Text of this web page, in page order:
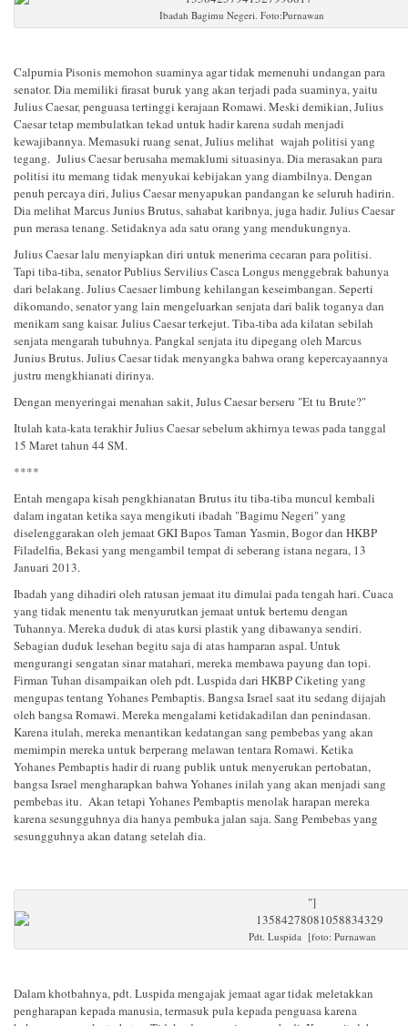
Ibadah Bagimu Negeri. Foto:Purnawan
Calpurnia Pisonis memohon suaminya agar tidak memenuhi undangan para
senator. Dia memiliki firasat buruk yang akan terjadi pada suaminya, yaitu
Julius Caesar, penguasa tertinggi kerajaan Romawi. Meski demikian, Julius
Caesar tetap membulatkan tekad untuk hadir karena sudah menjadi
kewajibannya. Memasuki ruang senat, Julius melihat wajah politisi yang
tegang. Julius Caesar berusaha memaklumi situasinya. Dia merasakan para
politisi itu memang tidak menyukai kebijakan yang diambilnya. Dengan
penuh percaya diri, Julius Caesar menyapukan pandangan ke seluruh hadirin.
Dia melihat Marcus Junius Brutus, sahabat karibnya, juga hadir. Julius Caesar
pun merasa tenang. Setidaknya ada satu orang yang mendukungnya.
Julius Caesar lalu menyiapkan diri untuk menerima cecaran para politisi.
Tapi tiba-tiba, senator Publius Servilius Casca Longus menggebrak bahunya
dari belakang. Julius Caesaer limbung kehilangan keseimbangan. Seperti
dikomando, senator yang lain mengeluarkan senjata dari balik toganya dan
menikam sang kaisar. Julius Caesar terkejut. Tiba-tiba ada kilatan sebilah
senjata mengarah tubuhnya. Pangkal senjata itu dipegang oleh Marcus
Junius Brutus. Julius Caesar tidak menyangka bahwa orang kepercayaannya
justru mengkhianati dirinya.
Dengan menyeringai menahan sakit, Julus Caesar berseru "Et tu Brute?"
Itulah kata-kata terakhir Julius Caesar sebelum akhirnya tewas pada tanggal
15 Maret tahun 44 SM.
****
Entah mengapa kisah pengkhianatan Brutus itu tiba-tiba muncul kembali
dalam ingatan ketika saya mengikuti ibadah "Bagimu Negeri" yang
diselenggarakan oleh jemaat GKI Bapos Taman Yasmin, Bogor dan HKBP
Filadelfia, Bekasi yang mengambil tempat di seberang istana negara, 13
Januari 2013.
Ibadah yang dihadiri oleh ratusan jemaat itu dimulai pada tengah hari. Cuaca
yang tidak menentu tak menyurutkan jemaat untuk bertemu dengan
Tuhannya. Mereka duduk di atas kursi plastik yang dibawanya sendiri.
Sebagian duduk lesehan begitu saja di atas hamparan aspal. Untuk
mengurangi sengatan sinar matahari, mereka membawa payung dan topi.
Firman Tuhan disampaikan oleh pdt. Luspida dari HKBP Ciketing yang
mengupas tentang Yohanes Pembaptis. Bangsa Israel saat itu sedang dijajah
oleh bangsa Romawi. Mereka mengalami ketidakadilan dan penindasan.
Karena itulah, mereka menantikan kedatangan sang pembebas yang akan
memimpin mereka untuk berperang melawan tentara Romawi. Ketika
Yohanes Pembaptis hadir di ruang publik untuk menyerukan pertobatan,
bangsa Israel mengharapkan bahwa Yohanes inilah yang akan menjadi sang
pembebas itu. Akan tetapi Yohanes Pembaptis menolak harapan mereka
karena sesungguhnya dia hanya pembuka jalan saja. Sang Pembebas yang
sesungguhnya akan datang setelah dia.
"]
Pdt. Luspida [foto: Purnawan
Dalam khotbahnya, pdt. Luspida mengajak jemaat agar tidak meletakkan
pengharapan kepada manusia, termasuk pula kepada penguasa karena